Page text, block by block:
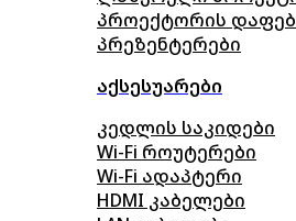
პროექტორის
პრეზენტერები
აქსესუარები
კედლის საკიდები
Wi-Fi როუტერები
Wi-Fi ადაპტერი
HDMI კაბელები